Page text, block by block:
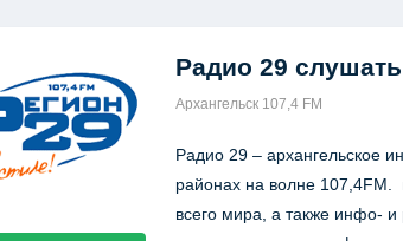
Радио 29
Архангельск 107,4 FM
Радио 29 – архангельское
районах на волне 107,4FM.
всего мира, а также инфо-